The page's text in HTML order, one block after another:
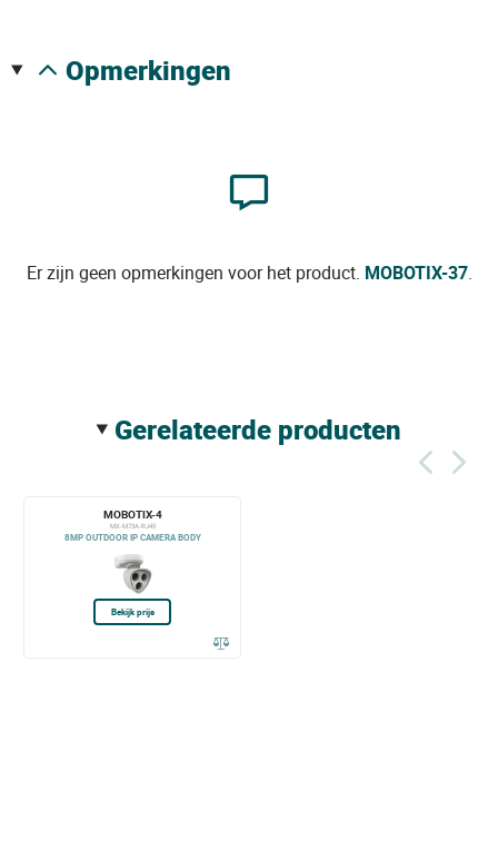
opmerkingen
Er zijn geen opmerkingen voor het product. MOBOTIX-37.
gerelateerde producten
MOBOTIX-4
MX-M73A-RJ45
8MP OUTDOOR IP CAMERA BODY
Bekijk prijs